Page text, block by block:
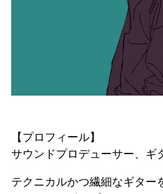
【プロフィール】
サウンドプロデューサー、ギ
テクニカルかつ繊細なギター